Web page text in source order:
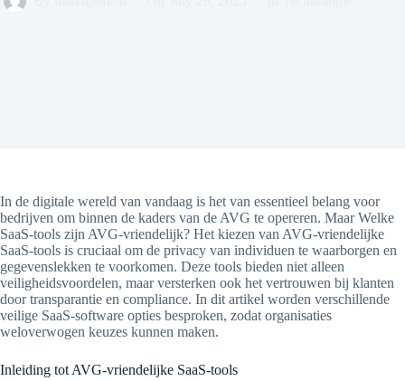
In de digitale wereld van vandaag is het van essentieel belang voor
bedrijven om binnen de kaders van de AVG te opereren. Maar Welke
SaaS-tools zijn AVG-vriendelijk? Het kiezen van AVG-vriendelijke
SaaS-tools is cruciaal om de privacy van individuen te waarborgen en
gegevenslekken te voorkomen. Deze tools bieden niet alleen
veiligheidsvoordelen, maar versterken ook het vertrouwen bij klanten
door transparantie en compliance. In dit artikel worden verschillende
veilige SaaS-software opties besproken, zodat organisaties
weloverwogen keuzes kunnen maken.
Inleiding tot AVG-vriendelijke SaaS-tools